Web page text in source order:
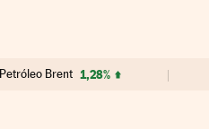
Petróleo Brent 1,28%